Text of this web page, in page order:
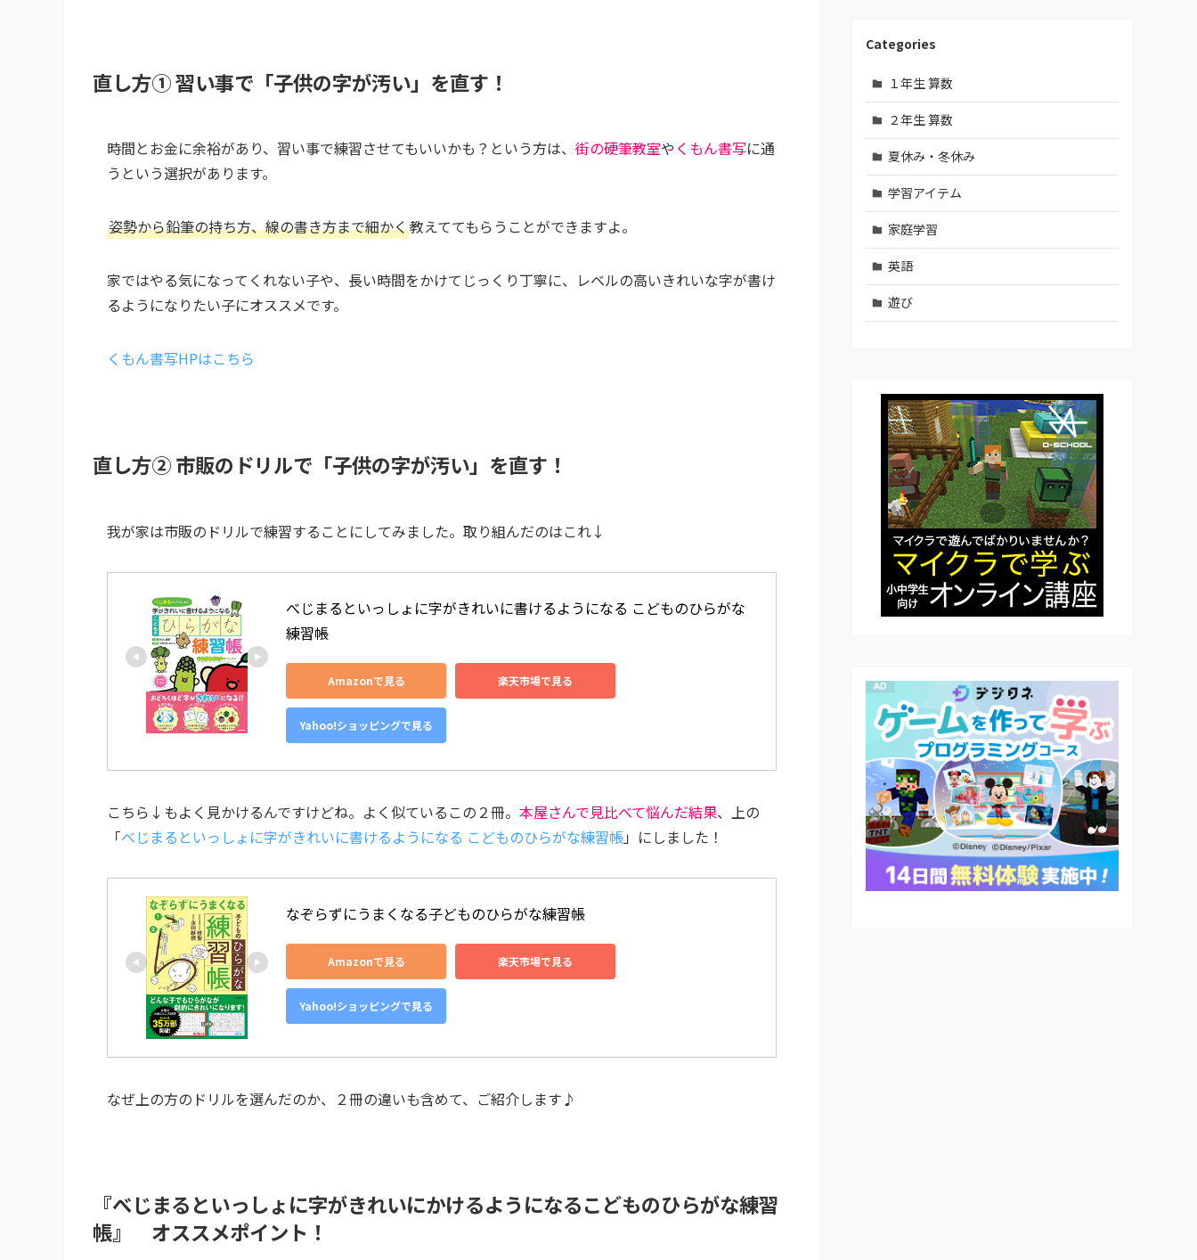
直し方① 習い事で「子供の字が汚い」を直す！
時間とお金に余裕があり、習い事で練習させてもいいかも？という方は、 街の硬筆教室や くもん書写に通
うという選択があります。
姿勢から鉛筆の持ち方、線の書き方まで細かく教えててもらうことができますよ。
家ではやる気になってくれない子や、長い時間をかけてじっくり丁寧に、レベルの高いきれいな字が書け
るようになりたい子にオススメです。
くもん書写HPはこちら
直し方② 市販のドリルで「子供の字が汚い」を直す！
我が家は市販のドリルで練習することにしてみました。取り組んだのはこれ↓
べじまるといっしょに字がきれいに書けるようになる こどものひらがな
練習帳
Amazonで見る 楽天市場で見る
Yahoo!ショッピングで見る
こちら↓もよく見かけるんですけどね。よく似ているこの２冊。 本屋さんで見比べて悩んだ結果、上の
「べじまるといっしょに字がきれいに書けるようになる こどものひらがな練習帳」にしました！
なぞらずにうまくなる子どものひらがな練習帳
Amazonで見る 楽天市場で見る
Yahoo!ショッピングで見る
なぜ上の方のドリルを選んだのか、２冊の違いも含めて、ご紹介します♪
『べじまるといっしょに字がきれいにかけるようになるこどものひらがな練習
帳』 オススメポイント！
Categories
１年生 算数
２年生 算数
夏休み・冬休み
学習アイテム
家庭学習
英語
遊び